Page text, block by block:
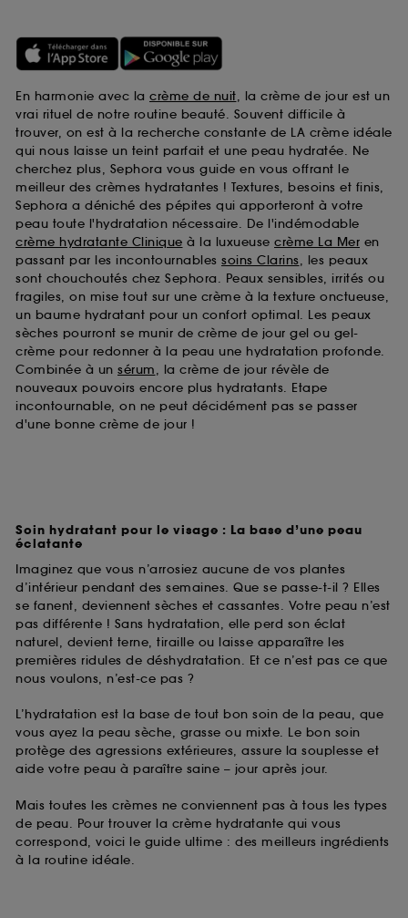
En harmonie avec la crème de nuit, la crème de jour est un
vrai rituel de notre routine beauté. Souvent difficile à
trouver, on est à la recherche constante de LA crème idéale
qui nous laisse un teint parfait et une peau hydratée. Ne
cherchez plus, Sephora vous guide en vous offrant le
meilleur des crèmes hydratantes ! Textures, besoins et finis,
Sephora a déniché des pépites qui apporteront à votre
peau toute l'hydratation nécessaire. De l'indémodable
crème hydratante Clinique à la luxueuse crème La Mer en
passant par les incontournables soins Clarins, les peaux
sont chouchoutés chez Sephora. Peaux sensibles, irrités ou
fragiles, on mise tout sur une crème à la texture onctueuse,
un baume hydratant pour un confort optimal. Les peaux
sèches pourront se munir de crème de jour gel ou gel-
crème pour redonner à la peau une hydratation profonde.
Combinée à un sérum, la crème de jour révèle de
nouveaux pouvoirs encore plus hydratants. Etape
incontournable, on ne peut décidément pas se passer
d'une bonne crème de jour !
Soin hydratant pour le visage : La base d’une peau
éclatante
Imaginez que vous n’arrosiez aucune de vos plantes
d’intérieur pendant des semaines. Que se passe-t-il ? Elles
se fanent, deviennent sèches et cassantes. Votre peau n’est
pas différente ! Sans hydratation, elle perd son éclat
naturel, devient terne, tiraille ou laisse apparaître les
premières ridules de déshydratation. Et ce n’est pas ce que
nous voulons, n’est-ce pas ?
L’hydratation est la base de tout bon soin de la peau, que
vous ayez la peau sèche, grasse ou mixte. Le bon soin
protège des agressions extérieures, assure la souplesse et
aide votre peau à paraître saine – jour après jour.
Mais toutes les crèmes ne conviennent pas à tous les types
de peau. Pour trouver la crème hydratante qui vous
correspond, voici le guide ultime : des meilleurs ingrédients
à la routine idéale.